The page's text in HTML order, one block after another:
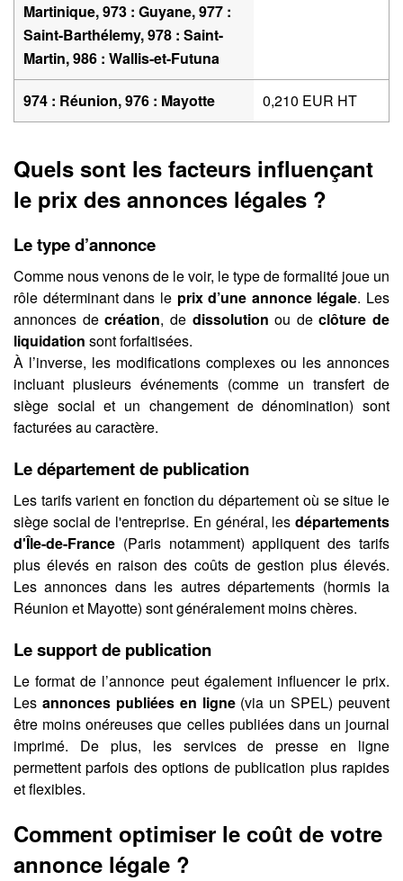
Martinique, 973 : Guyane, 977 :
Saint-Barthélemy, 978 : Saint-
Martin, 986 : Wallis-et-Futuna
974 : Réunion, 976 : Mayotte 0,210 EUR HT
Quels sont les facteurs influençant
le prix des annonces légales ?
Le type d’annonce
Comme nous venons de le voir, le type de formalité joue un
rôle déterminant dans le prix d’une annonce légale. Les
annonces decréation, de dissolution ou declôture de
liquidation sont forfaitisées.
À l’inverse, les modifications complexes ou les annonces
incluant plusieurs événements (comme un transfert de
siège social et un changement de dénomination) sont
facturées au caractère.
Le département de publication
Les tarifs varient en fonction du département où se situe le
siège social de l'entreprise. En général, les départements
d'Île-de-France (Paris notamment) appliquent des tarifs
plus élevés en raison des coûts de gestion plus élevés.
Les annonces dans les autres départements (hormis la
Réunion et Mayotte) sont généralement moins chères.
Le support de publication
Le format de l’annonce peut également influencer le prix.
Les annonces publiées en ligne(via un SPEL) peuvent
être moins onéreuses que celles publiées dans un journal
imprimé. De plus, les services de presse en ligne
permettent parfois des options de publication plus rapides
et flexibles.
Comment optimiser le coût de votre
annonce légale ?